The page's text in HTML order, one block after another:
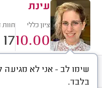
עינת
ציון כללי
10.00
17
שימו לב - אני לא
בלבד.
חוות דעת